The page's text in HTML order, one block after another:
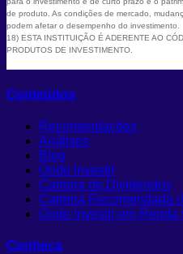
de produto. As condições de mercado,
podem afetar o desempenho do investimento.
18) ESTA INSTITUIÇÃO É ADERENTE AO
PRODUTOS DE INVESTIMENTO.
Conteúdos
Recomendações
Análises
Blog
Onde Investir
Carteira de Dividendos
Carteira Recomendada
Onde Investir em Renda
Conheça